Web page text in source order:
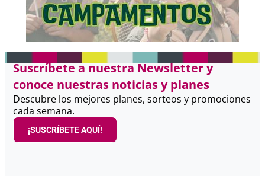
Suscríbete a nuestra Newsletter y
conoce nuestras noticias y planes
Descubre los mejores planes, sorteos y promociones
cada semana.
¡SUSCRÍBETE AQUÍ!